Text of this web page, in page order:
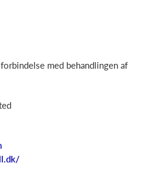
med behandlingen af